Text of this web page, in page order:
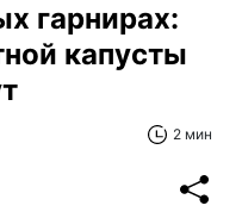
гарнирах:
капусты
2 мин